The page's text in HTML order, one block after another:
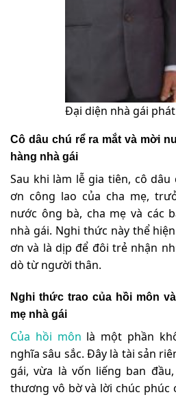
Đại diện nhà gái
Cô dâu chú rể ra mắt và mời
hàng nhà gái
Sau khi làm lễ gia tiên, cô
ơn công lao của cha mẹ,
nước ông bà, cha mẹ và các
nhà gái. Nghi thức này thể
ơn và là dịp để đôi trẻ nhận
dò từ người thân.
Nghi thức trao của hồi môn
mẹ nhà gái
Của hồi môn là một phần
nghĩa sâu sắc. Đây là tài sản
gái, vừa là vốn liếng ban
thương vô bờ và lời chúc phúc